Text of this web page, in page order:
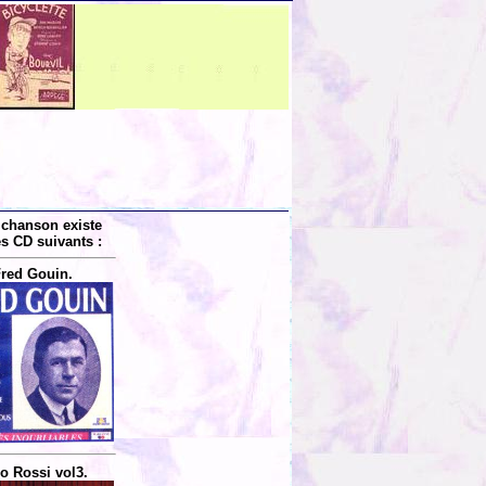
existe
CD suivants :
Gouin.
Rossi vol3.